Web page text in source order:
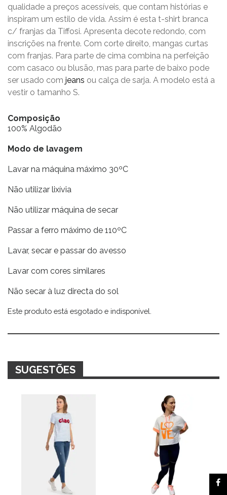
qualidade a preços acessíveis, que contam histórias e
inspiram um estilo de vida. Assim é esta t-shirt branca
c/ franjas da Tiffosi. Apresenta decote redondo, com
inscrições na frente. Com corte direito, mangas curtas
com franjas. Para parte de cima combina na perfeição
com casaco ou blusão, mas para parte de baixo pode
ser usado com jeans ou calça de sarja. A modelo está a
vestir o tamanho S.
Composição
100% Algodão
Modo de lavagem
Lavar na máquina máximo 30ºC
Não utilizar lixívia
Não utilizar máquina de secar
Passar a ferro máximo de 110ºC
Lavar, secar e passar do avesso
Lavar com cores similares
Não secar à luz directa do sol
Este produto está esgotado e indisponível.
Alternative:
SUGESTÕES